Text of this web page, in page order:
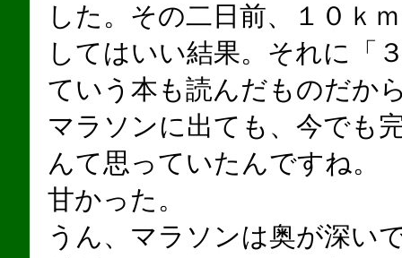
した。その二日前、１０ｋ
してはいい結果。それに「
ていう本も読んだものだか
マラソンに出ても、今でも
んて思っていたんですね。
甘かった。
うん、マラソンは奥が深い